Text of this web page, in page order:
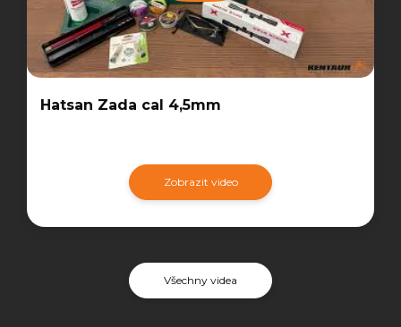
Hatsan Zada cal 4,5mm
Zobrazit video
Všechny videa